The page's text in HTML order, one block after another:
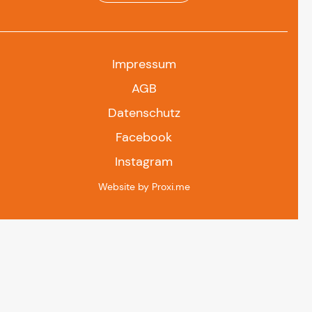
Impressum
AGB
Datenschutz
Facebook
Instagram
Website by Proxi.me